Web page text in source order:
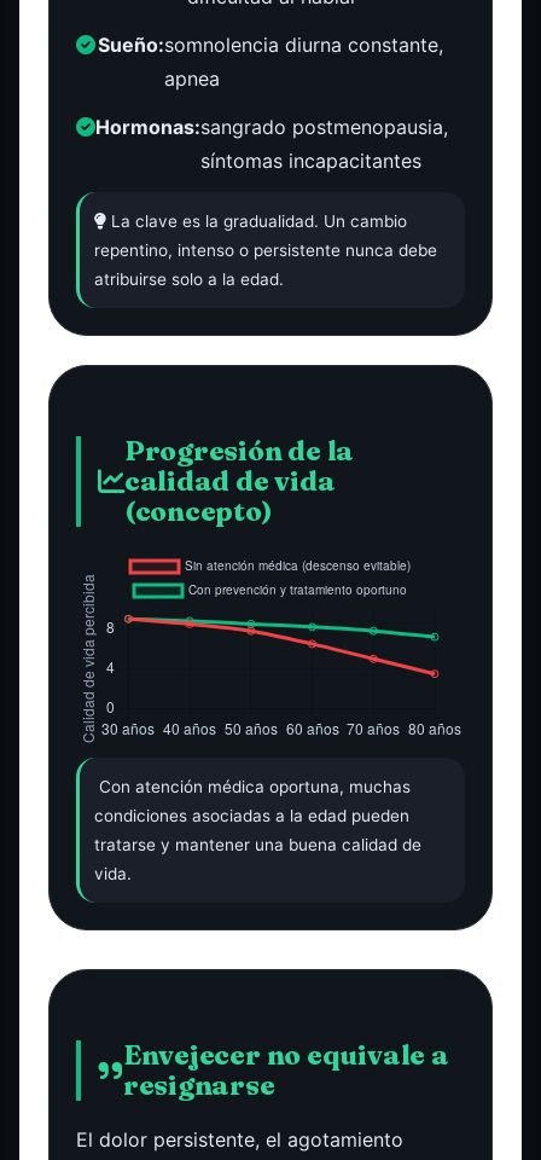
Sueño:somnolencia diurna constante,
apnea
Hormonas:sangrado postmenopausia,
síntomas incapacitantes
La clave es la gradualidad. Un cambio
repentino, intenso o persistente nunca debe
atribuirse solo a la edad.
Progresión de la
calidad de vida
(concepto)
Con atención médica oportuna, muchas
condiciones asociadas a la edad pueden
tratarse y mantener una buena calidad de
vida.
Envejecer no equivale a
resignarse
El dolor persistente, el agotamiento